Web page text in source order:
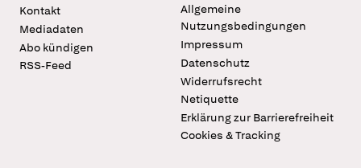
Kontakt
Mediadaten
Abo kündigen
RSS-Feed
Allgemeine
Nutzungsbedingungen
Impressum
Datenschutz
Widerrufsrecht
Netiquette
Erklärung zur Barrierefreiheit
Cookies & Tracking